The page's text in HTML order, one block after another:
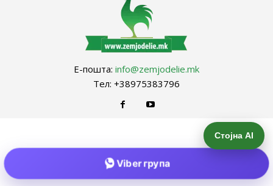
Е-пошта: info@zemjodelie.mk
Тел: +38975383796
Стојна AI
Viber група